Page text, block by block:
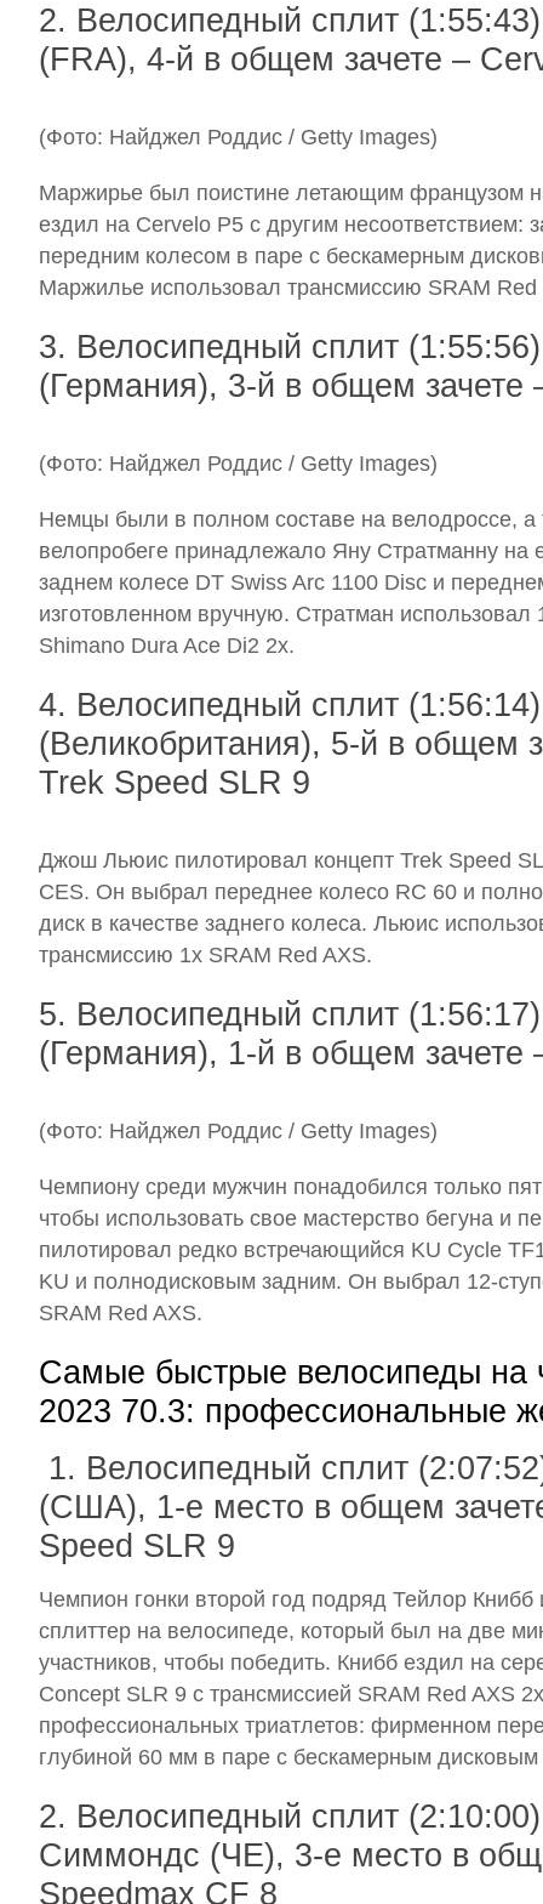
2. Велосипедный сплит
(FRA), 4-й в общем зачете –
(Фото: Найджел Роддис / Getty Images)
Маржирье был поистине летающим французом
ездил на Cervelo P5 с другим
передним колесом в паре с бескамерным
Маржилье использовал трансмиссию SRAM Red
3. Велосипедный сплит
(Германия), 3-й в общем зачете
(Фото: Найджел Роддис / Getty Images)
Немцы были в полном составе на велодроссе, а
велопробеге принадлежало Яну Стратманну на
заднем колесе DT Swiss Arc 1100 Disc и
изготовленном вручную. Стратман использовал
Shimano Dura Ace Di2 2x.
4. Велосипедный сплит
(Великобритания), 5-й в общем
Trek Speed SLR 9
Джош Льюис пилотировал концепт Trek Speed
CES. Он выбрал переднее колесо RC 60 и
диск в качестве заднего колеса. Льюис
трансмиссию 1x SRAM Red AXS.
5. Велосипедный сплит
(Германия), 1-й в общем зачете
(Фото: Найджел Роддис / Getty Images)
Чемпиону среди мужчин понадобился только
чтобы использовать свое мастерство бегуна и
пилотировал редко встречающийся KU Cycle
KU и полнодисковым задним. Он выбрал 12-
SRAM Red AXS.
Самые быстрые велосипеды на
2023 70.3: профессиональные
1. Велосипедный сплит
(США), 1-е место в общем
Speed SLR 9
Чемпион гонки второй год подряд Тейлор
сплиттер на велосипеде, который был на две
участников, чтобы победить. Книбб ездил на
Concept SLR 9 с трансмиссией SRAM Red AXS
профессиональных триатлетов: фирменном
глубиной 60 мм в паре с бескамерным
2. Велосипедный сплит
Симмондс (ЧЕ), 3-е место в
Speedmax CF 8